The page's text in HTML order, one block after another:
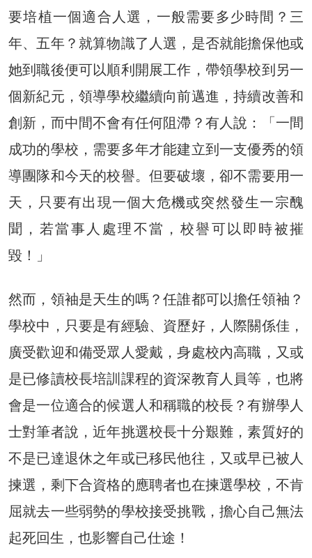
要培植一個適合人選，一般需要多少時間？三
年、五年？就算物識了人選，是否就能擔保他或
她到職後便可以順利開展工作，帶領學校到另一
個新紀元，領導學校繼續向前邁進，持續改善和
創新，而中間不會有任何阻滯？有人說：「一間
成功的學校，需要多年才能建立到一支優秀的領
導團隊和今天的校譽。但要破壞，卻不需要用一
天，只要有出現一個大危機或突然發生一宗醜
聞，若當事人處理不當，校譽可以即時被摧
毀！」
然而，領袖是天生的嗎？任誰都可以擔任領袖？
學校中，只要是有經驗、資歷好，人際關係佳，
廣受歡迎和備受眾人愛戴，身處校內高職，又或
是已修讀校長培訓課程的資深教育人員等，也將
會是一位適合的候選人和稱職的校長？有辦學人
士對筆者說，近年挑選校長十分艱難，素質好的
不是已達退休之年或已移民他往，又或早已被人
揀選，剩下合資格的應聘者也在揀選學校，不肯
屈就去一些弱勢的學校接受挑戰，擔心自己無法
起死回生，也影響自己仕途！